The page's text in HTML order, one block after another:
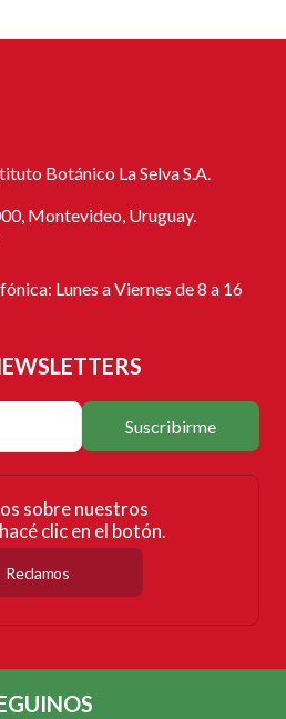
Botánico La Selva S.A.
Montevideo, Uruguay.
Lunes a Viernes de 8 a 16
Suscribirme
sobre nuestros
clic en el botón.
Reclamos